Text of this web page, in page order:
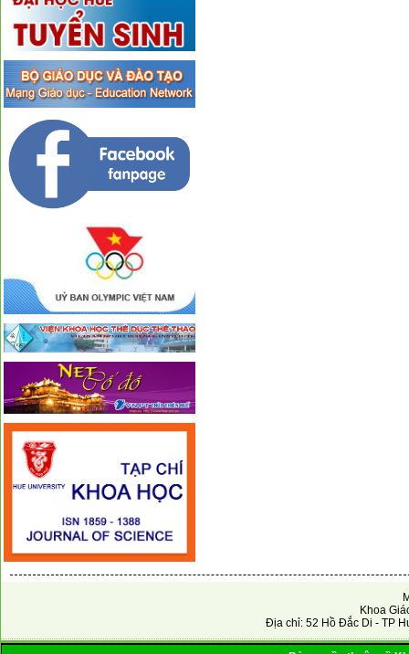
Khoa
Địa chỉ: 52 Hồ Đắc Di - TP